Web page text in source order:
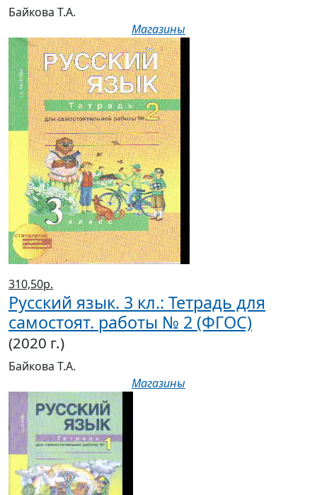
310,50р.
Русский язык. 3 кл.: Тетрадь для
самостоят. работы № 2 (ФГОС)
(2020 г.)
Байкова Т.А.